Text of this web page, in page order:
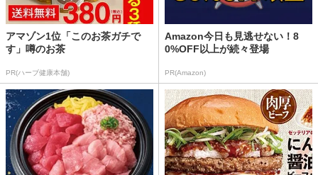
アマゾン1位「このお茶ガチで
す」噂のお茶
PR(ハーブ健康本舗)
Amazon今日も見逃せない！8
0%OFF以上が続々登場
PR(Amazon)